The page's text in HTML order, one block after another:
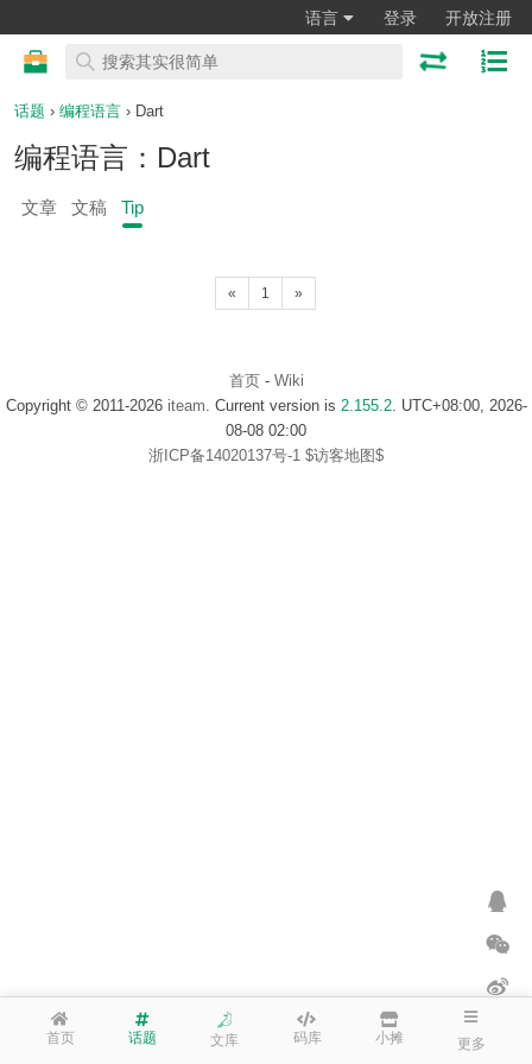
语言 登录 开放注册
首页 话题 文库 码库 小摊 更多
话题 › 编程语言 › Dart
编程语言：Dart
文章 文稿 Tip
« 1 »
首页- Wiki
Copyright © 2011-2026 iteam . Current version is 2.155.2. UTC+08:00, 2026-
08-08 02:00
浙ICP备14020137号-1 $访客地图$